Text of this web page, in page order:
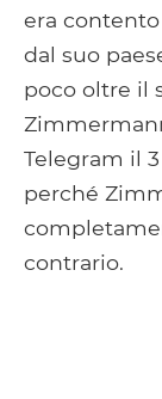
era
dal suo
poco oltre il
Telegram il
perché
contrario.